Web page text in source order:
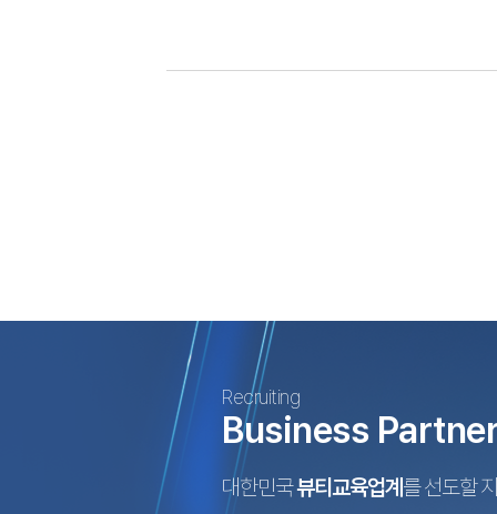
Recruiting
Business
대한민국뷰티교육업계 를 선도할